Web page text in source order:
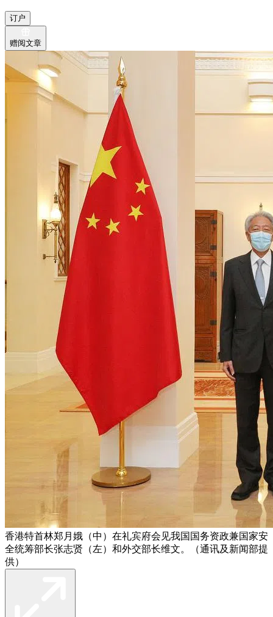
订户
赠阅文章
香港特首林郑月娥（中）在礼宾府会见我国国务资政兼国家安
全统筹部长张志贤（左）和外交部长维文。（通讯及新闻部提
供）